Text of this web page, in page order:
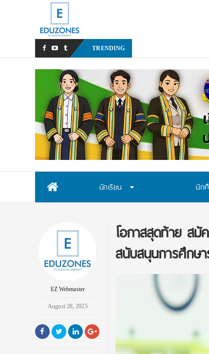
TRENDING
นักเรียน นัก
EZ Webmaster
August 28, 2025
โอกาสสุดท้าย สมั
สนับสนุนการศึกษ